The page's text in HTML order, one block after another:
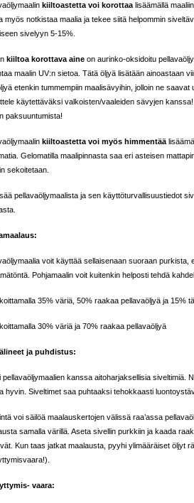
kiiltoastetta voi korottaa lisäämällä
myös notkistaa maalia ja tekee siitä helpommin
sivelyyn 5-15%.
kiiltoa korottava aine on aurinko-oksidoitu
maalin UV:n sietoa. Tätä öljyä lisätään ainoastaan
etenkin tummempiin maalisävyihin, jolloin ne
käytettäväksi valkoisten/vaaleiden sävyjen
paksuuntumista!
kiiltoastetta voi myös himmentää
Gelomatilla maalipinnasta saa eri asteisen
sekoitetaan.
pellavaöljymaalista ja sen käyttöturvallisuustiedot
voit käyttää sellaisenaan suoraan purkista,
Pohjamaalin voit kuitenkin helposti tehdä
35% väriä, 50% raakaa pellavaöljyä ja 15%
30% väriä ja 70% raakaa pellavaöljyä
ja puhdistus:
pellavaöljymaalien kanssa aitoharjaksellisia siveltimiä.
hyvin. Siveltimet saa puhtaaksi tehokkaasti
voi säilöä maalauskertojen välissä raa’assa
samalla värillä. Aseta sivellin purkkiin ja kaada
Kun taas jatkat maalausta, pyyhi ylimääräiset öljyt
vaara: